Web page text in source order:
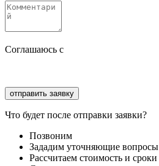
Соглашаюсь с
Что будет после отправки заявки?
Позвоним
Зададим уточняющие вопросы
Рассчитаем стоимость и сроки